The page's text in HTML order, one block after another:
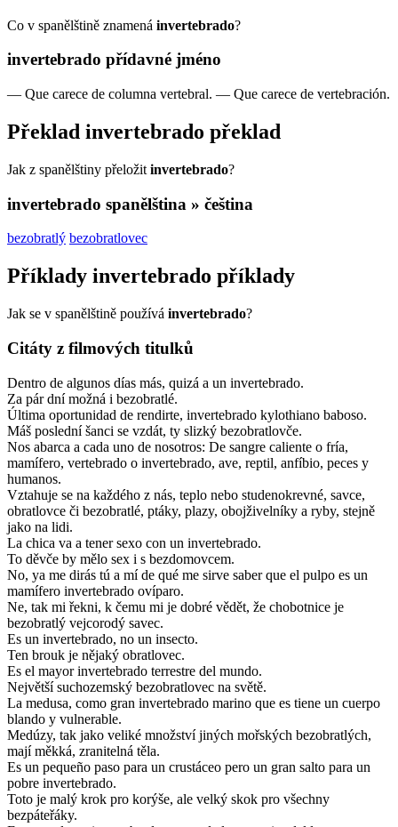
Co v spanělštině znamená invertebrado?
invertebrado přídavné jméno
— Que carece de columna vertebral. — Que carece de vertebración.
Překlad invertebrado překlad
Jak z spanělštiny přeložit invertebrado?
invertebrado spanělština » čeština
bezobratlý bezobratlovec
Příklady invertebrado příklady
Jak se v spanělštině používá invertebrado?
Citáty z filmových titulků
Dentro de algunos días más, quizá a un invertebrado.
Za pár dní možná i bezobratlé.
Última oportunidad de rendirte, invertebrado kylothiano baboso.
Máš poslední šanci se vzdát, ty slizký bezobratlovče.
Nos abarca a cada uno de nosotros: De sangre caliente o fría,
mamífero, vertebrado o invertebrado, ave, reptil, anfíbio, peces y
humanos.
Vztahuje se na každého z nás, teplo nebo studenokrevné, savce,
obratlovce či bezobratlé, ptáky, plazy, obojživelníky a ryby, stejně
jako na lidi.
La chica va a tener sexo con un invertebrado.
To děvče by mělo sex i s bezdomovcem.
No, ya me dirás tú a mí de qué me sirve saber que el pulpo es un
mamífero invertebrado ovíparo.
Ne, tak mi řekni, k čemu mi je dobré vědět, že chobotnice je
bezobratlý vejcorodý savec.
Es un invertebrado, no un insecto.
Ten brouk je nějaký obratlovec.
Es el mayor invertebrado terrestre del mundo.
Největší suchozemský bezobratlovec na světě.
La medusa, como gran invertebrado marino que es tiene un cuerpo
blando y vulnerable.
Medúzy, tak jako veliké množství jiných mořských bezobratlých,
mají měkká, zranitelná těla.
Es un pequeño paso para un crustáceo pero un gran salto para un
pobre invertebrado.
Toto je malý krok pro korýše, ale velký skok pro všechny
bezpáteřáky.